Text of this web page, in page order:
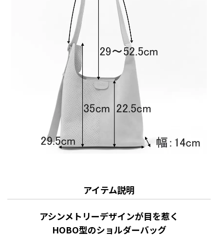
アイテム説明
アシンメトリーデザインが目を惹く
HOBO型のショルダーバッグ